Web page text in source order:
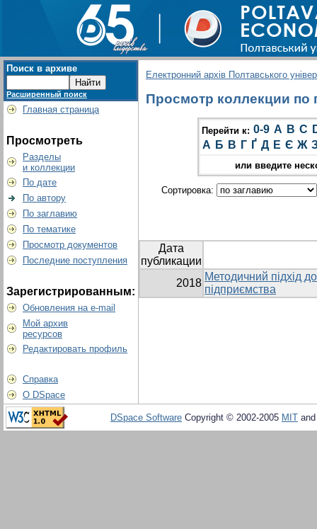
Поиск в архиве
Расширенный поиск
Главная страница
Просмотреть
Разделы
и коллекции
По дате
По автору
По заглавию
По тематике
Просмотр документов
Последние поступления
Зарегистрированным:
Обновления на e-mail
Мой архив
ресурсов
Редактировать профиль
Справка
О DSpace
Електронний архів Полтавського
Просмотр коллекции по
Перейти к: 0-9 A B C
А Б В Г Ґ Д Е Є Ж
или введите
Сортировка:
Дата
публикации
2018
Методичний підхід
підприємства
DSpace Software Copyright © 2002-2005 MIT